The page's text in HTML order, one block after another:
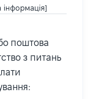
інформація]
поштова
з питань